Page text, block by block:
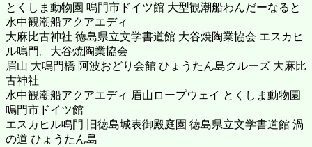
とくしま動物園 鳴門市ドイツ館 大型観潮船わんだーなると
水中観潮船アクアエディ
大麻比古神社 徳島県立文学書道館 大谷焼陶業協会 エスカヒ
ル鳴門。大谷焼陶業協会
眉山 大鳴門橋 阿波おどり会館 ひょうたん島クルーズ 大麻比
古神社
水中観潮船アクアエディ 眉山ロープウェイ とくしま動物園
鳴門市ドイツ館
エスカヒル鳴門 旧徳島城表御殿庭園 徳島県立文学書道館 渦
の道 ひょうたん島